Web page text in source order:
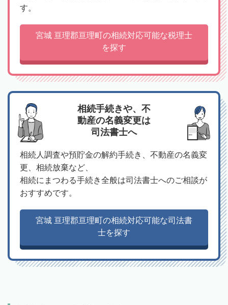
す。
宮城 亘理郡亘理町の相続対応可能な税理士
を探す
相続手続きや、不
動産の名義変更は
司法書士へ
相続人調査や預貯金の解約手続き、不動産の名義変
更、相続放棄など、
相続にまつわる手続き全般は司法書士へのご相談が
おすすめです。
宮城 亘理郡亘理町の相続対応可能な司法書
士を探す